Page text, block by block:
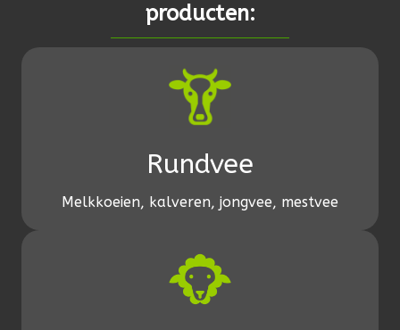
producten:
Rundvee
Melkkoeien, kalveren, jongvee, mestvee